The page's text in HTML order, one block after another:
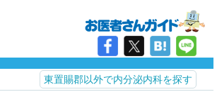
東置賜郡以外で内分泌内科を探す